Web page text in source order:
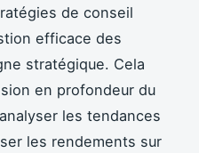
de conseil
efficace des
stratégique. Cela
en profondeur du
les tendances
les rendements sur